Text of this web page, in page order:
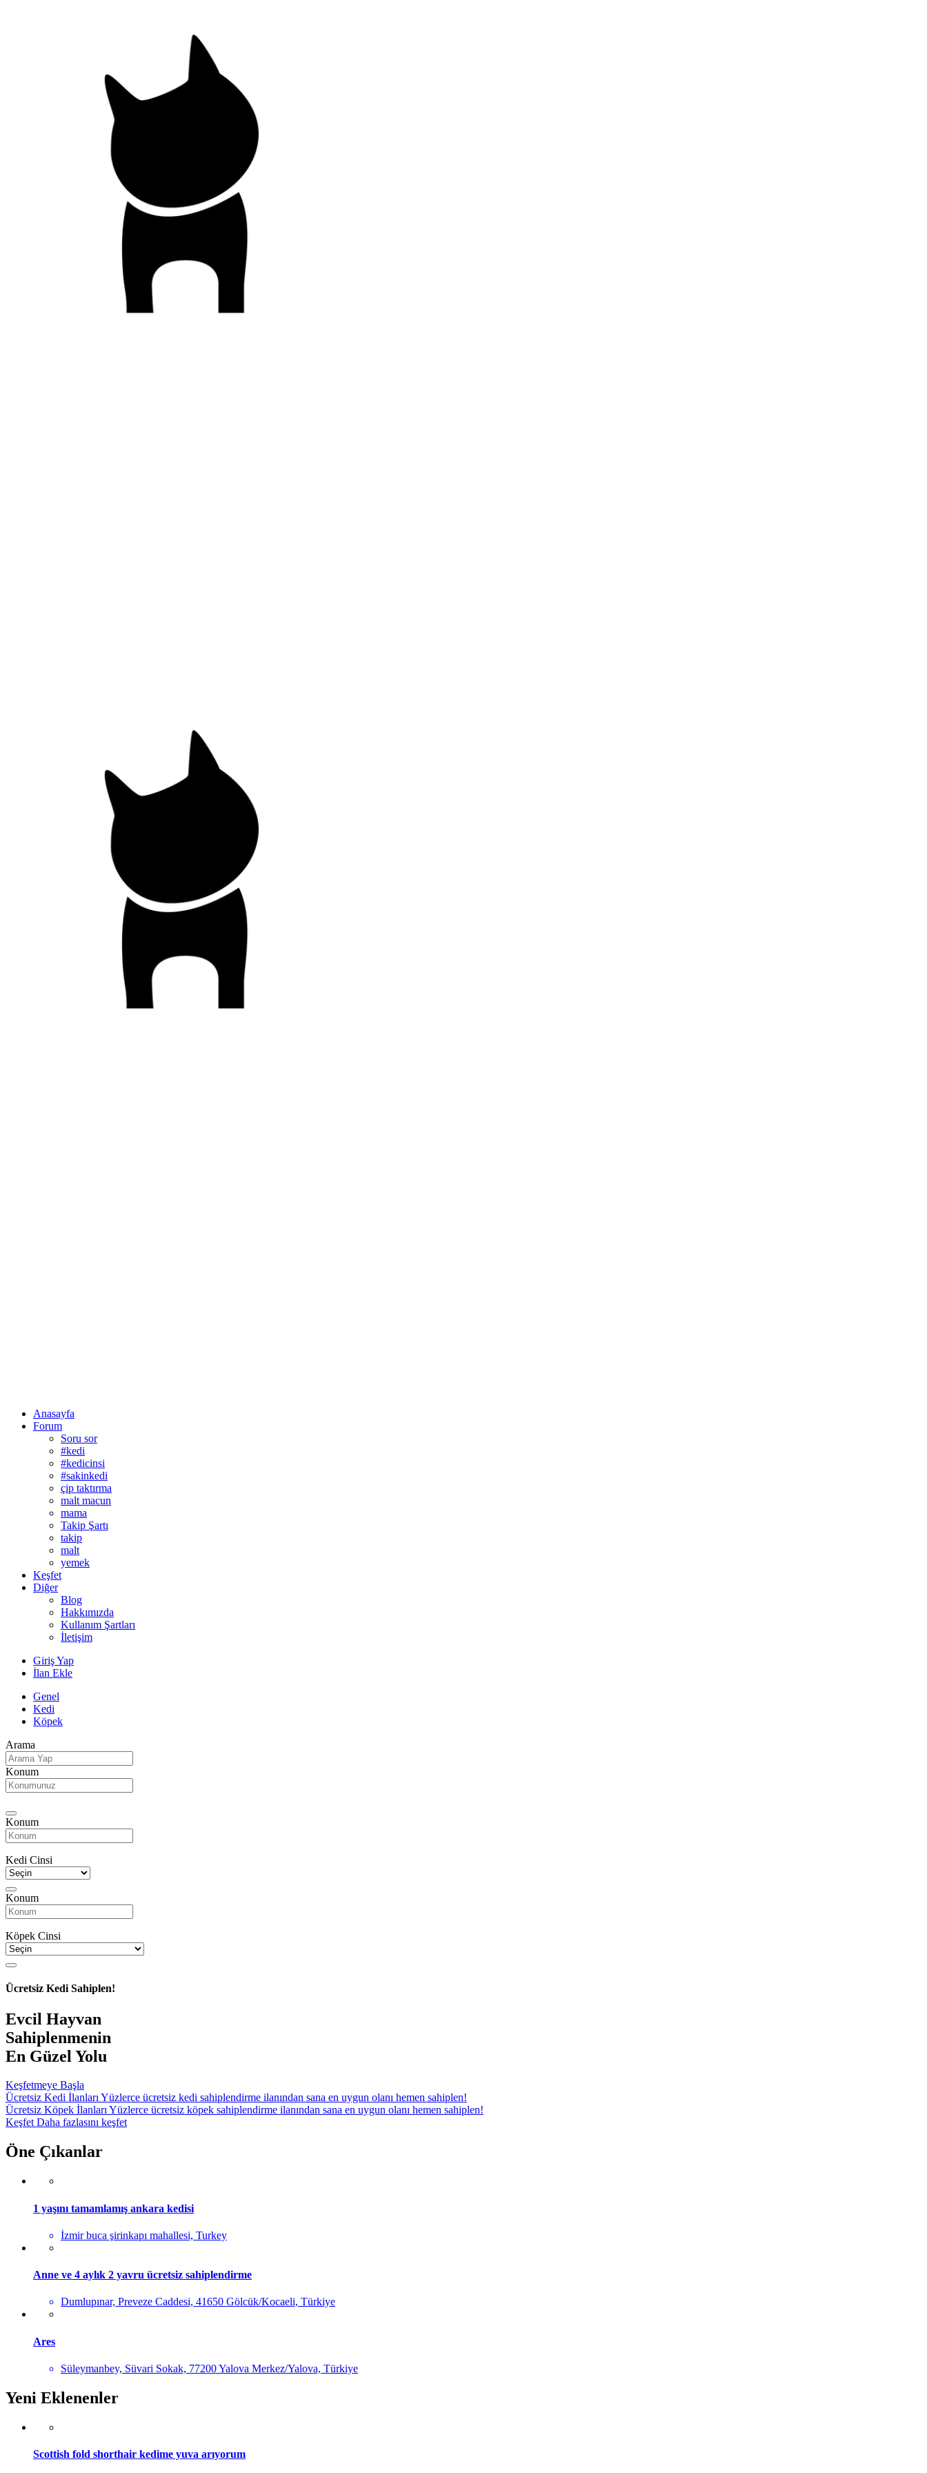
Anasayfa
Forum
Soru sor
#kedi
#kedicinsi
#sakinkedi
çip taktırma
malt macun
mama
Takip Şartı
takip
malt
yemek
Keşfet
Diğer
Blog
Hakkımızda
Kullanım Şartları
İletişim
Giriş Yap
İlan Ekle
Genel
Kedi
Köpek
Arama
Konum
Konum
Kedi Cinsi
Konum
Köpek Cinsi
Ücretsiz Kedi Sahiplen!
Evcil Hayvan
Sahiplenmenin
En Güzel Yolu
Keşfetmeye Başla
Ücretsiz Kedi İlanlarıYüzlerce ücretsiz kedi sahiplendirme ilanından sana en uygun olanı hemen sahiplen!
Ücretsiz Köpek İlanlarıYüzlerce ücretsiz köpek sahiplendirme ilanından sana en uygun olanı hemen sahiplen!
KeşfetDaha fazlasını keşfet
Öne Çıkanlar
1 yaşını tamamlamış ankara kedisi
İzmir buca şirinkapı mahallesi, Turkey
Anne ve 4 aylık 2 yavru ücretsiz sahiplendirme
Dumlupınar, Preveze Caddesi, 41650 Gölcük/Kocaeli, Türkiye
Ares
Süleymanbey, Süvari Sokak, 77200 Yalova Merkez/Yalova, Türkiye
Yeni Eklenenler
Scottish fold shorthair kedime yuva arıyorum